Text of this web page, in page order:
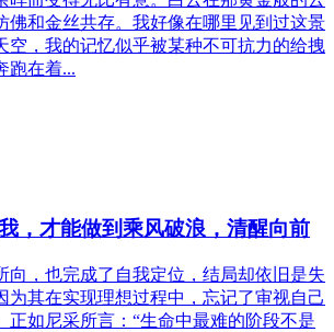
佛和金丝共存。我好像在哪里见到过这景
，我的记忆似乎被某种不可抗力的给拽
跑在着...
，才能做到乘风破浪，清醒向前
向，也完成了自我定位，结局却依旧是失
为其在实现理想过程中，忘记了审视自己
正如尼采所言：“生命中最难的阶段不是